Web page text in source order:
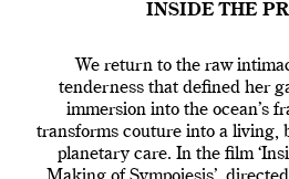
INSIDE THE
We return to the raw
tenderness that defined her
immersion into the ocean’s
transforms couture into a living,
planetary care. In the film